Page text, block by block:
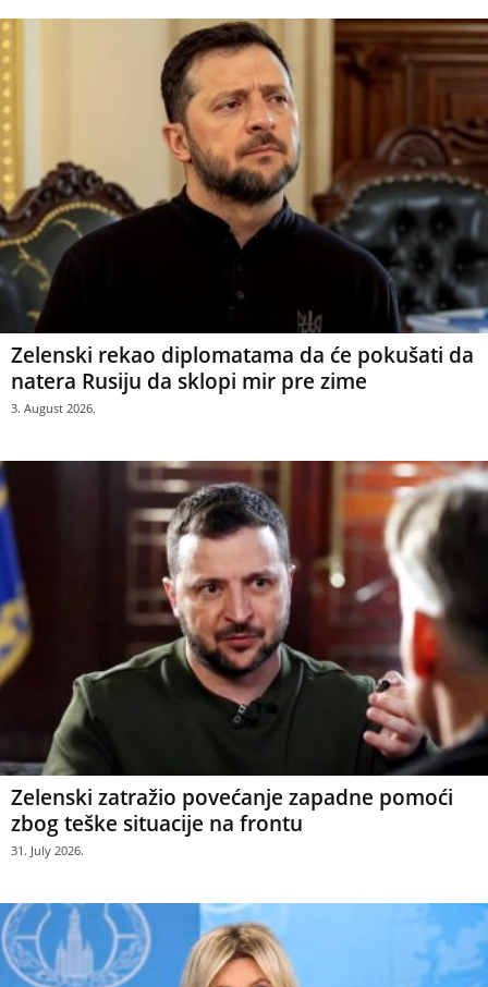
Zelenski rekao diplomatama da će pokušati da
natera Rusiju da sklopi mir pre zime
3. August 2026.
Zelenski zatražio povećanje zapadne pomoći
zbog teške situacije na frontu
31. July 2026.